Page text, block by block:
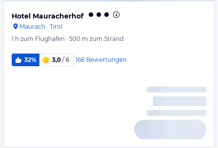
Hotel Mauracherhof
Maurach · Tirol
1 h zum Flughafen · 500 m zum Strand
32% 3,0 / 6 168 Bewertungen